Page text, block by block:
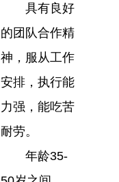
具有良好
的团队合作精
神，服从工作
安排，执行能
力强，能吃苦
耐劳。
年龄35-